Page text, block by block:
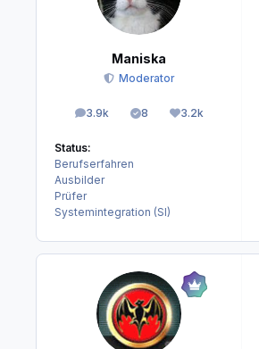
Maniska
Moderator
3.9k
Beiträge 8
Lösungen3.2k
Reputation
Status:
Berufserfahren
Ausbilder
Prüfer
Systemintegration (SI)